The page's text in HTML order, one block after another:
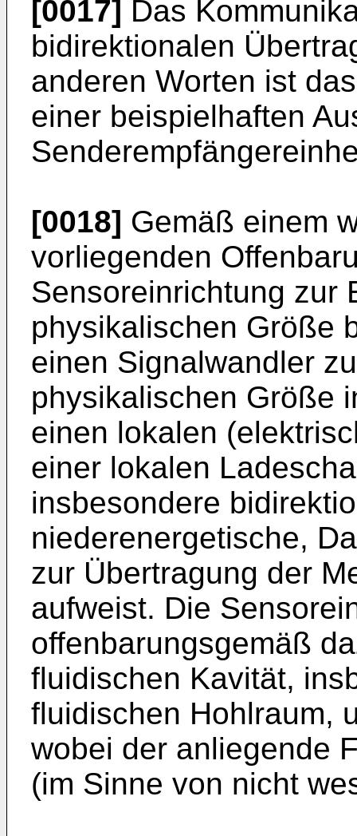
[0017] Das
bidirektionalen
anderen Worten ist
einer beispielhaften
[0018] Gemäß einem
vorliegenden
Sensoreinrichtung zur
physikalischen Größe
einen Signalwandler
physikalischen Größe
einen lokalen
einer lokalen
insbesondere
niederenergetische,
zur Übertragung der
aufweist. Die
offenbarungsgemäß
fluidischen Kavität,
fluidischen Hohlraum,
wobei der anliegende
(im Sinne von nicht